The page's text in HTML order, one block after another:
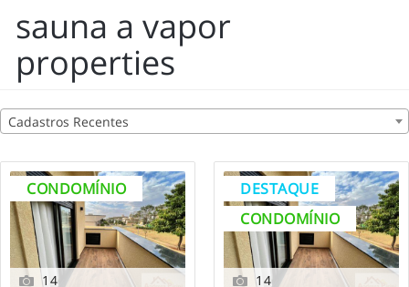
sauna a vapor
properties
Cadastros Recentes
CONDOMÍNIO
14
DESTAQUE
CONDOMÍNIO
14